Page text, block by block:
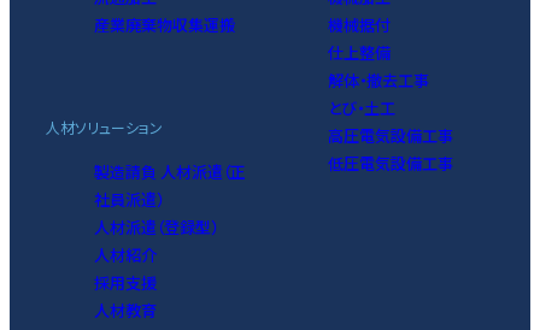
産業廃棄物収集運搬
人材ソリューション
製造請負 人材派遣（正
社員派遣）
人材派遣（登録型）
人材紹介
採用支援
人材教育
機械据付
仕上整備
解体・撤去工事
とび・土工
高圧電気設備工事
低圧電気設備工事